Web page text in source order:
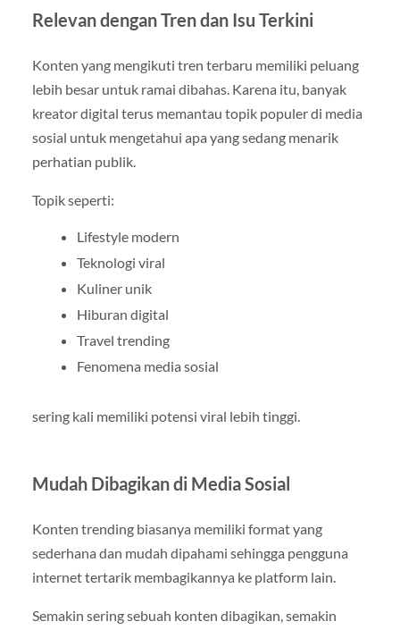
Relevan dengan Tren dan Isu Terkini
Konten yang mengikuti tren terbaru memiliki peluang
lebih besar untuk ramai dibahas. Karena itu, banyak
kreator digital terus memantau topik populer di media
sosial untuk mengetahui apa yang sedang menarik
perhatian publik.
Topik seperti:
Lifestyle modern
Teknologi viral
Kuliner unik
Hiburan digital
Travel trending
Fenomena media sosial
sering kali memiliki potensi viral lebih tinggi.
Mudah Dibagikan di Media Sosial
Konten trending biasanya memiliki format yang
sederhana dan mudah dipahami sehingga pengguna
internet tertarik membagikannya ke platform lain.
Semakin sering sebuah konten dibagikan, semakin